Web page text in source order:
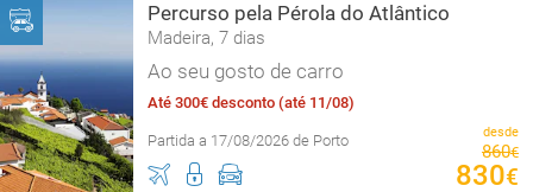
Percurso pela Pérola do Atlântico
Madeira, 7 dias
Ao seu gosto de carro
Até 300€ desconto (até 11/08)
Partida a 17/08/2026 de Porto desde
860€
830€